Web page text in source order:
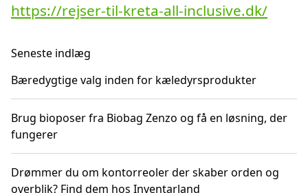
https://rejser-til-kreta-all-inclusive.dk/
Seneste indlæg
Bæredygtige valg inden for kæledyrsprodukter
Brug bioposer fra Biobag Zenzo og få en løsning, der
fungerer
Drømmer du om kontorreoler der skaber orden og
overblik? Find dem hos Inventarland